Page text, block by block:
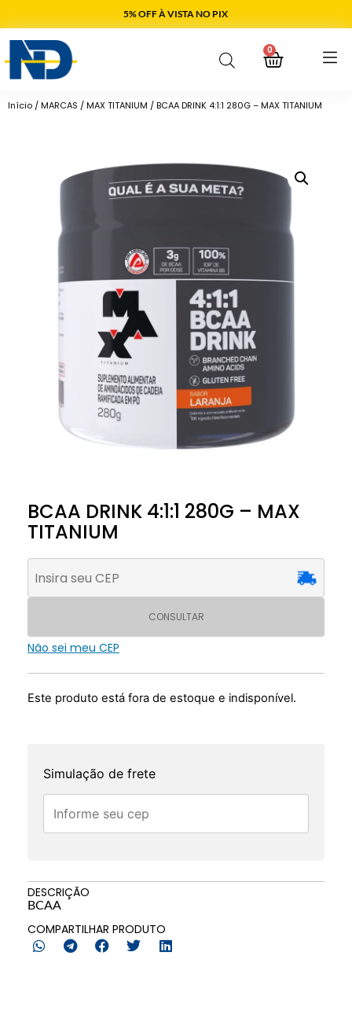
5% OFF À VISTA NO PIX
0
Início /MARCAS /MAX TITANIUM / BCAA DRINK 4:1:1 280G – MAX TITANIUM
BCAA DRINK 4:1:1 280G – MAX
TITANIUM
CONSULTAR
Não sei meu CEP
Este produto está fora de estoque e indisponível.
Simulação de frete
DESCRIÇÃO
BCAA
COMPARTILHAR PRODUTO